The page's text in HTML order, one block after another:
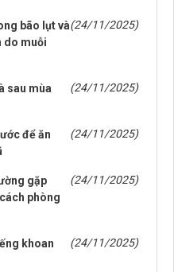
bão lụt và
do muỗi
(24/11/2025)
sau mùa
(24/11/2025)
để ăn
(24/11/2025)
gặp
phòng
(24/11/2025)
khoan
(24/11/2025)